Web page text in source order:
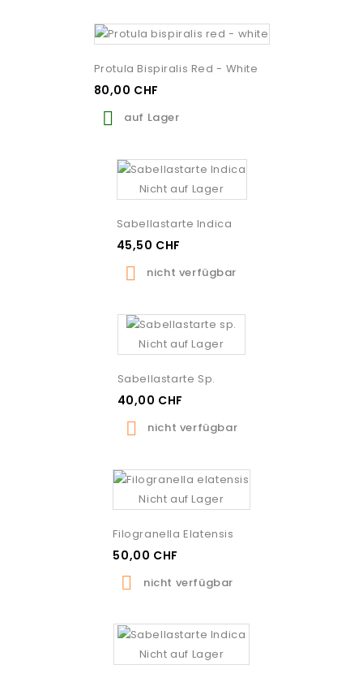
Protula Bispiralis Red - White
80,00 CHF
 auf Lager
Nicht auf Lager
Sabellastarte Indica
45,50 CHF
 nicht verfügbar
Nicht auf Lager
Sabellastarte Sp.
40,00 CHF
 nicht verfügbar
Nicht auf Lager
Filogranella Elatensis
50,00 CHF
 nicht verfügbar
Nicht auf Lager